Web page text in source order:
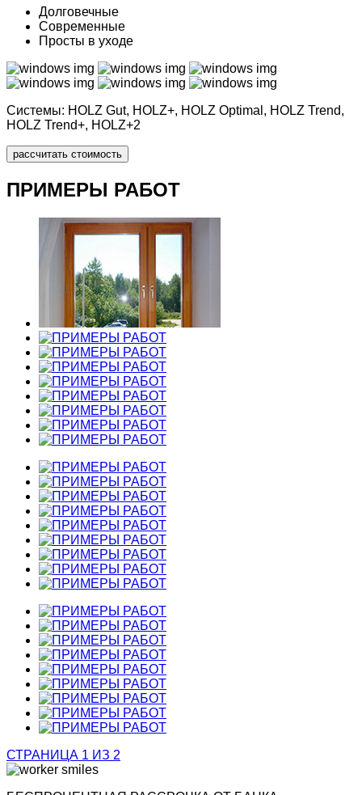
Долговечные
Современные
Просты в уходе
Системы: HOLZ Gut, HOLZ+, HOLZ Optimal, HOLZ Trend,
HOLZ Trend+, HOLZ+2
рассчитать стоимость
ПРИМЕРЫ РАБОТ
СТРАНИЦА 1 ИЗ 2